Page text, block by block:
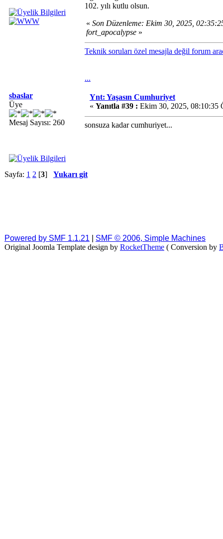
102. yılı kutlu olsun.
« Son Düzenleme: Ekim 30, 2025,
fort_apocalypse »
Teknik soruları özel mesajla değil forum
...
sbaslar
Üye
Mesaj Sayısı: 260
Ynt: Yaşasın Cumhuriyet
« Yanıtla #39 : Ekim 30, 2025, 08:10:35
sonsuza kadar cumhuriyet...
Sayfa: 1 2 [3] Yukarı git
Powered by SMF 1.1.21
SMF © 2006, Simple Machines
Original Joomla Template design by RocketTheme ( Conversion by